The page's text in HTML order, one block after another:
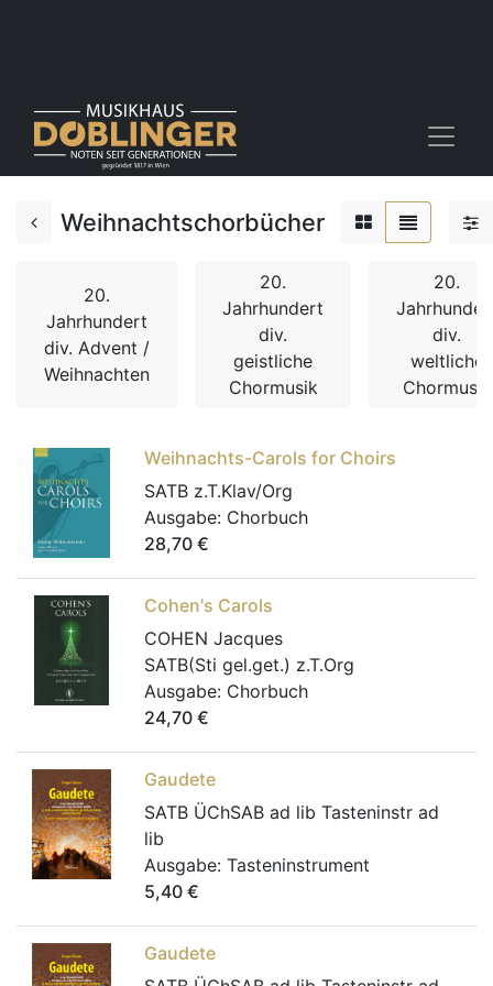
Weihnachtschorbücher
20.
Jahrhundert
div. Advent /
Weihnachten
20.
Jahrhundert
div.
geistliche
Chormusik
20.
div.
weltliche
Chormusik
Weihnachts-Carols for Choirs
SATB z.T.Klav/Org
Ausgabe: Chorbuch
28,70 €
Cohen's Carols
COHEN Jacques
SATB(Sti gel.get.) z.T.Org
Ausgabe: Chorbuch
24,70 €
Gaudete
SATB ÜChSAB ad lib Tasteninstr ad
lib
Ausgabe: Tasteninstrument
5,40 €
Gaudete